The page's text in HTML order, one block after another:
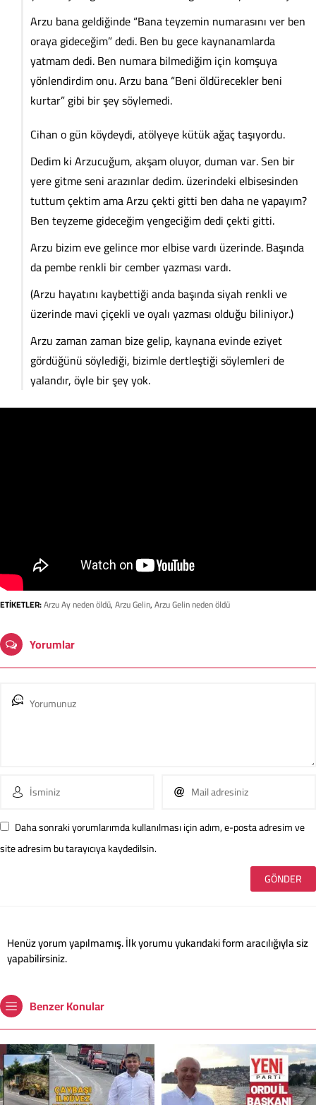
Arzu bana geldiğinde “Bana teyzemin numarasını ver ben
oraya gideceğim” dedi. Ben bu gece kaynanamlarda
yatmam dedi. Ben numara bilmediğim için komşuya
yönlendirdim onu. Arzu bana “Beni öldürecekler beni
kurtar” gibi bir şey söylemedi.
Cihan o gün köydeydi, atölyeye kütük ağaç taşıyordu.
Dedim ki Arzucuğum, akşam oluyor, duman var. Sen bir
yere gitme seni arazınlar dedim. üzerindeki elbisesinden
tuttum çektim ama Arzu çekti gitti ben daha ne yapayım?
Ben teyzeme gideceğim yengeciğim dedi çekti gitti.
Arzu bizim eve gelince mor elbise vardı üzerinde. Başında
da pembe renkli bir cember yazması vardı.
(Arzu hayatını kaybettiği anda başında siyah renkli ve
üzerinde mavi çiçekli ve oyalı yazması olduğu biliniyor.)
Arzu zaman zaman bize gelip, kaynana evinde eziyet
gördüğünü söylediği, bizimle dertleştiği söylemleri de
yalandır, öyle bir şey yok.
ETİKETLER:Arzu Ay neden öldü,Arzu Gelin,Arzu Gelin neden öldü
Yorumlar
Daha sonraki yorumlarımda kullanılması için adım, e-posta adresim ve
site adresim bu tarayıcıya kaydedilsin.
Henüz yorum yapılmamış. İlk yorumu yukarıdaki form aracılığıyla siz
yapabilirsiniz.
Benzer Konular